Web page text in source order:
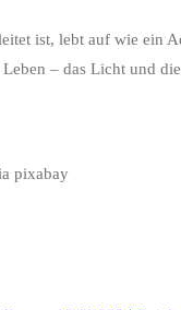
ist, lebt auf wie ein
– das Licht und
pixabay